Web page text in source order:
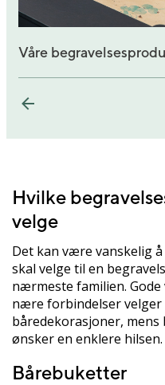
Våre
Hvilke
velge
Det kan være vanskelig
skal velge til en
nærmeste familien.
nære forbindelser
båredekorasjoner,
ønsker en enklere hilsen.
Bårebuketter